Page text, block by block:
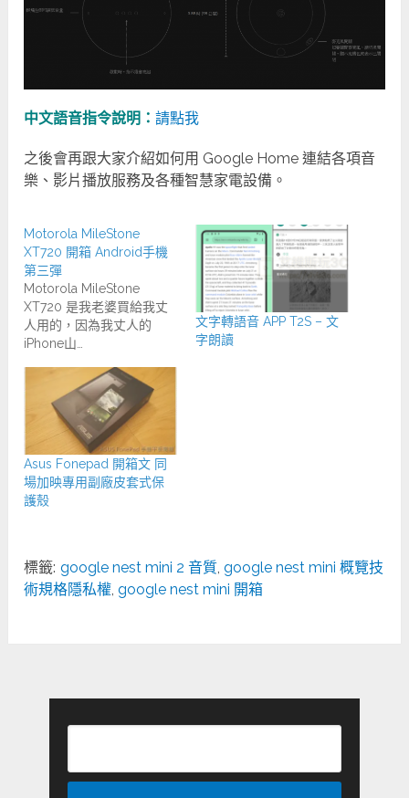
中文語音指令說明：請點我
之後會再跟大家介紹如何用 Google Home 連結各項音
樂、影片播放服務及各種智慧家電設備。
Motorola MileStone
XT720 開箱 Android手機
第三彈
Motorola MileStone
XT720 是我老婆買給我丈
人用的，因為我丈人的
iPhone山…
文字轉語音 APP T2S – 文
字朗讀
Asus Fonepad 開箱文 同
場加映專用副廠皮套式保
護殼
標籤: google nest mini 2 音質,google nest mini 概覽技
術規格隱私權,google nest mini 開箱